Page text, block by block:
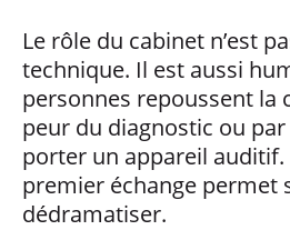
Le rôle du cabinet n’est
technique. Il est aussi
personnes repoussent la
peur du diagnostic ou
porter un appareil
premier échange permet
dédramatiser.